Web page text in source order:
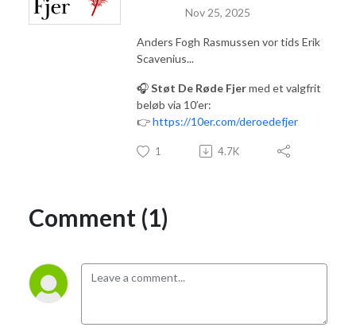
Nov 25, 2025
Anders Fogh Rasmussen vor tids Erik
Scavenius...
🎧Støt De Røde Fjermed et valgfrit
beløb via 10’er:
👉https://10er.com/deroedefjer
1 4.7K
Comment (1)